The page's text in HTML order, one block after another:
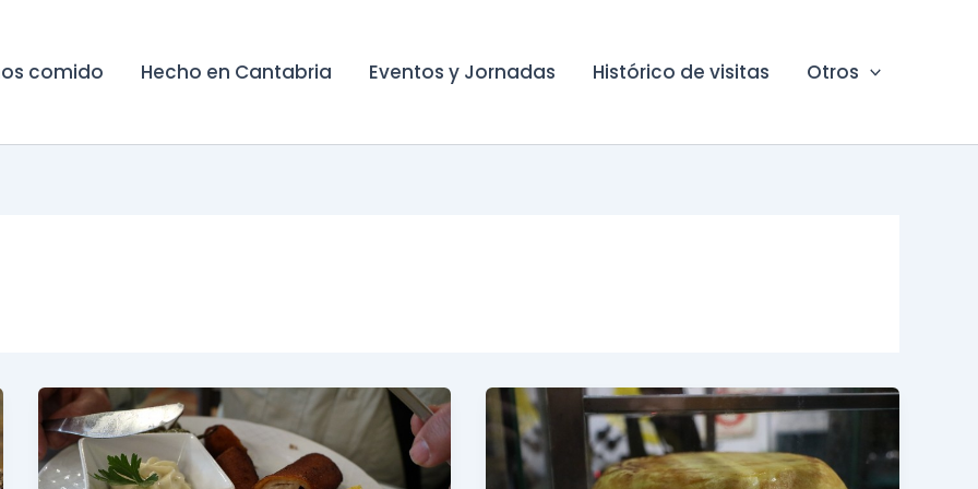
comido Hecho en Cantabria Eventos y Jornadas Histórico de visitas Otros